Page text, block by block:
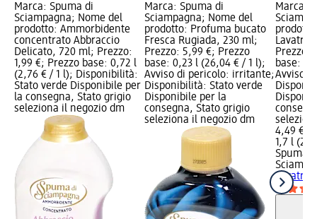
Marca: Spuma di
Sciampagna; Nome del
prodotto: Ammorbidente
concentrato Abbraccio
Delicato, 720 ml; Prezzo:
1,99 €; Prezzo base: 0,72 l
(2,76 € / 1 l); Disponibilità:
Stato verde Disponibile per
la consegna, Stato grigio
seleziona il negozio dm
Marca: Spuma di
Sciampagna; Nome del
prodotto: Profuma bucato
Fresca Rugiada, 230 ml;
Prezzo: 5,99 €; Prezzo
base: 0,23 l (26,04 € / 1 l);
Avviso di pericolo: irritante;
Disponibilità: Stato verde
Disponibile per la
consegna, Stato grigio
seleziona il negozio dm
Marca:
Prezzo:
base:
Avviso
4,49 €
1,7 l
Spuma